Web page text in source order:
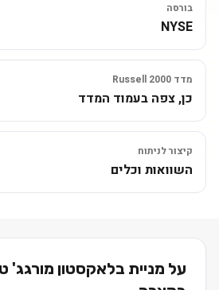
בורסה
NYSE
מדד Russell 2000
כן, צפה בעמוד המדד
קיצור לניתוח
השוואות וכלים
על מניית בלאקסטון מורגג'